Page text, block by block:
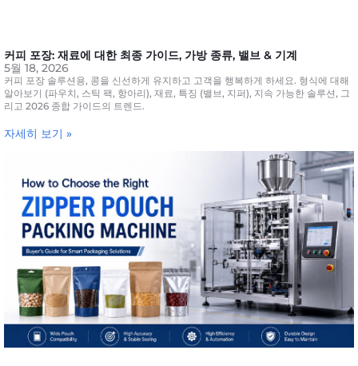
커피 포장: 재료에 대한 최종 가이드, 가방 종류, 밸브 & 기계
5월 18, 2026
커피 포장 솔루션용, 콩을 신선하게 유지하고 고객을 행복하게 하세요. 형식에 대해
알아보기 (파우치, 스틱 팩, 항아리), 재료, 특징 (밸브, 지퍼), 지속 가능한 솔루션, 그
리고 2026 종합 가이드의 트렌드.
자세히 보기 »